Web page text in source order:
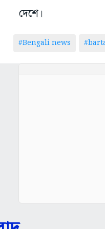
দেশে।
#Bengali news